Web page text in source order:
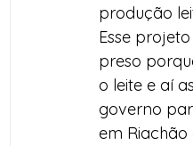
produção
Esse
preso
o leite e aí
governo
em